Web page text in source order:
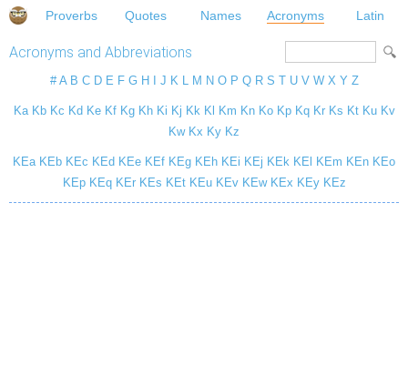
Proverbs Quotes Names Acronyms Latin
Acronyms and Abbreviations
# A B C D E F G H J K L M N O P Q R S T U V W X Y Z
Ka Kb Kc Kd Ke Kf Kg Kh Ki Kj Kk Kl Km Kn Ko Kp Kq Kr Ks Kt Ku Kv
Kw Kx Ky Kz
KEa KEb KEc KEd KEe KEf KEg KEh KEi KEj KEk KEl KEm KEn KEo
KEp KEq KEr KEs KEt KEu KEv KEw KEx KEy KEz